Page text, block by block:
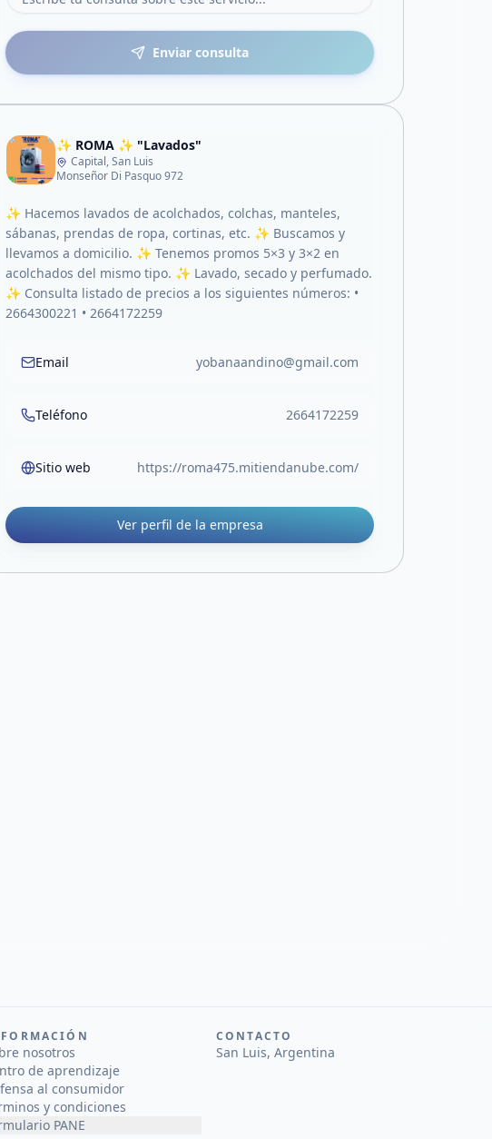
Enviar consulta
✨ ROMA ✨ "Lavados"
Capital, San Luis
Monseñor Di Pasquo 972
✨ Hacemos lavados de acolchados, colchas, manteles,
sábanas, prendas de ropa, cortinas, etc. ✨ Buscamos y
llevamos a domicilio. ✨ Tenemos promos 5×3 y 3×2 en
acolchados del mismo tipo. ✨ Lavado, secado y perfumado.
✨ Consulta listado de precios a los siguientes números: •
2664300221 • 2664172259
Email yobanaandino@gmail.com
Teléfono 2664172259
Sitio web https://roma475.mitiendanube.com/
Ver perfil de la empresa
nosotros
de aprendizaje
al consumidor
y condiciones
PANE
CONTACTO
San Luis, Argentina